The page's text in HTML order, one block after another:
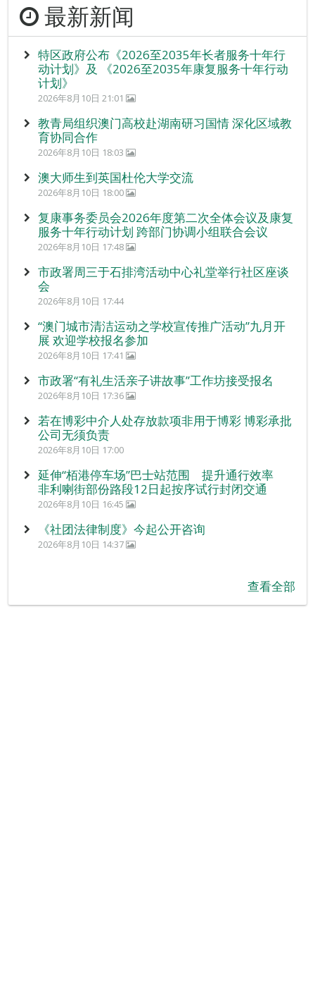
最新新闻
特区政府公布《2026至2035年长者服务十年行
动计划》及 《2026至2035年康复服务十年行动
计划》
2026年8月10日 21:01
教青局组织澳门高校赴湖南研习国情 深化区域教
育协同合作
2026年8月10日 18:03
澳大师生到英国杜伦大学交流
2026年8月10日 18:00
复康事务委员会2026年度第二次全体会议及康复
服务十年行动计划 跨部门协调小组联合会议
2026年8月10日 17:48
市政署周三于石排湾活动中心礼堂举行社区座谈
会
2026年8月10日 17:44
“澳门城市清洁运动之学校宣传推广活动”九月开
展 欢迎学校报名参加
2026年8月10日 17:41
市政署“有礼生活亲子讲故事”工作坊接受报名
2026年8月10日 17:36
若在博彩中介人处存放款项非用于博彩 博彩承批
公司无须负责
2026年8月10日 17:00
延伸“栢港停车场”巴士站范围 提升通行效率
非利喇街部份路段12日起按序试行封闭交通
2026年8月10日 16:45
《社团法律制度》今起公开咨询
2026年8月10日 14:37
查看全部